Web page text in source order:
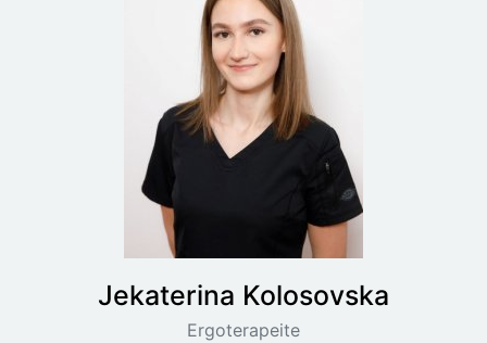
Jekaterina Kolosovska
Ergoterapeite